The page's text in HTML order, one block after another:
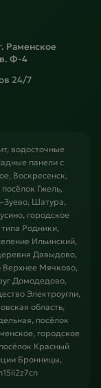
Раменское
Ф-4
24/7
водосточные
панели с
Воскресенск,
Гжель,
Шатура,
городское
Родники,
Ильинский,
Давыдово,
Верхнее Мячково,
Домодедово,
Электроугли,
область,
посёлок
городское
Красный
Бронницы,